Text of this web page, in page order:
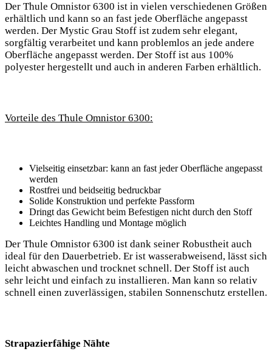
Der Thule Omnistor 6300 ist in vielen verschiedenen Größen
erhältlich und kann ‍so an fast jede Oberfläche angepasst
werden.‍ Der Mystic Grau Stoff ist⁤ zudem sehr elegant,
sorgfältig verarbeitet und kann problemlos​ an jede andere
Oberfläche angepasst werden. Der​ Stoff ist aus ​100%⁤
polyester hergestellt und auch in anderen Farben erhältlich.
Vorteile des Thule Omnistor 6300:
Vielseitig einsetzbar: kann‍ an fast jeder Oberfläche angepasst
werden
Rostfrei und beidseitig bedruckbar
Solide Konstruktion und perfekte Passform
Dringt das Gewicht beim Befestigen nicht durch den Stoff
Leichtes Handling​ und Montage möglich
Der‍ Thule Omnistor 6300 ist dank seiner Robustheit auch
ideal für‍ den Dauerbetrieb. Er ist wasserabweisend, lässt sich
leicht abwaschen und trocknet schnell. Der ⁢Stoff ist auch
‌sehr leicht und ‍einfach zu installieren. ⁢Man kann ‍so relativ
schnell einen zuverlässigen, stabilen Sonnenschutz⁤ erstellen.
Strapazierfähige Nähte